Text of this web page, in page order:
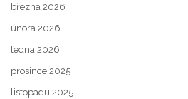
března 2026
února 2026
ledna 2026
prosince 2025
listopadu 2025